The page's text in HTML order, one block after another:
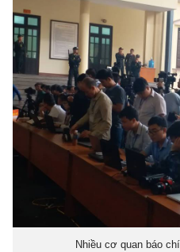
Nhiều cơ quan báo